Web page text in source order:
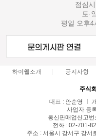
점심
토·
평일 오후4
하이웰소개 공지사항
주식
대표 : 안순영 ㅣ
사업자 등
통신판매업신고
전화 : 02-701-
주소 : 서울시 강서구 강서